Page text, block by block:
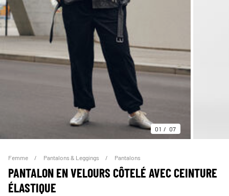
01 07
Femme Pantalons & Leggings Pantalons
PANTALON EN VELOURS CÔTELÉ AVEC CEINTURE
ÉLASTIQUE